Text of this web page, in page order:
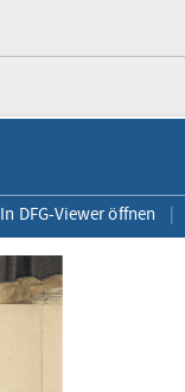
In DFG-Viewer öffnen